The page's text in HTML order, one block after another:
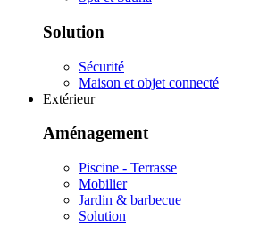
Solution
Sécurité
Maison et objet connecté
Extérieur
Aménagement
Piscine - Terrasse
Mobilier
Jardin & barbecue
Solution